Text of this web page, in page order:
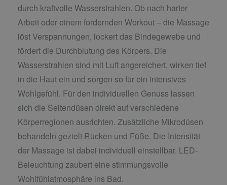
durch kraftvolle Wasserstrahlen. Ob nach harter
Arbeit oder einem fordernden Workout – die Massage
löst Verspannungen, lockert das Bindegewebe und
fördert die Durchblutung des Körpers. Die
Wasserstrahlen sind mit Luft angereichert, wirken tief
in die Haut ein und sorgen so für ein intensives
Wohlgefühl. Für den individuellen Genuss lassen
sich die Seitendüsen direkt auf verschiedene
Körperregionen ausrichten. Zusätzliche Mikrodüsen
behandeln gezielt Rücken und Füße. Die Intensität
der Massage ist dabei individuell einstellbar. LED-
Beleuchtung zaubert eine stimmungsvolle
Wohlfühlatmosphäre ins Bad.